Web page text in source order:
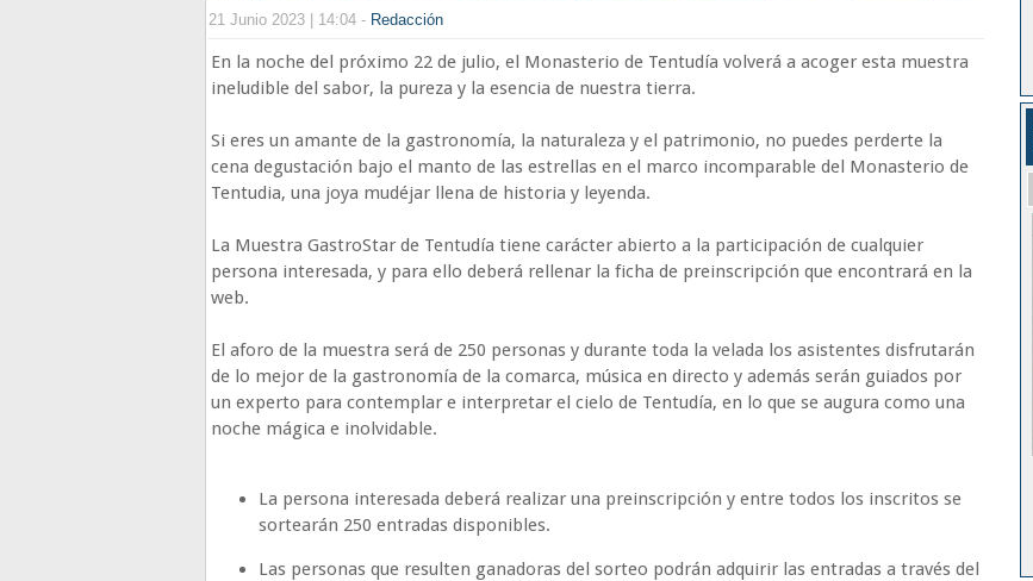
21 Junio 2023 | 14:04 - Redacción
En la noche del próximo 22 de julio, el Monasterio de Tentudía volverá a acoger esta muestra
ineludible del sabor, la pureza y la esencia de nuestra tierra.
Si eres un amante de la gastronomía, la naturaleza y el patrimonio, no puedes perderte la
cena degustación bajo el manto de las estrellas en el marco incomparable del Monasterio de
Tentudia, una joya mudéjar llena de historia y leyenda.
La Muestra GastroStar de Tentudía tiene carácter abierto a la participación de cualquier
persona interesada, y para ello deberá rellenar la ficha de preinscripción que encontrará en la
web.
El aforo de la muestra será de 250 personas y durante toda la velada los asistentes disfrutarán
de lo mejor de la gastronomía de la comarca, música en directo y además serán guiados por
un experto para contemplar e interpretar el cielo de Tentudía, en lo que se augura como una
noche mágica e inolvidable.
La persona interesada deberá realizar una preinscripción y entre todos los inscritos se
sortearán 250 entradas disponibles.
Las personas que resulten ganadoras del sorteo podrán adquirir las entradas a través del